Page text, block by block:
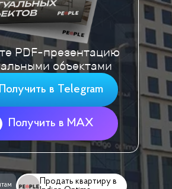
Продать квартиру в
PDF-презентацию
объектами
Получить в Telegram
Получить в MAX